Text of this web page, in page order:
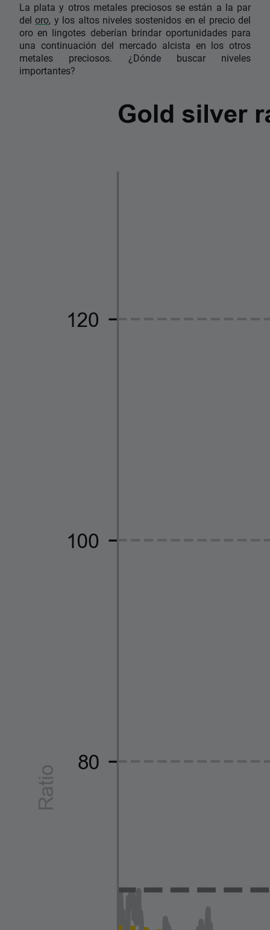
La plata y otros metales preciosos se están a la par
deloro, y los altos niveles sostenidos en el precio del
oro en lingotes deberían brindar oportunidades para
una continuación del mercado alcista en los otros
metales preciosos. ¿Dónde buscar niveles
importantes?